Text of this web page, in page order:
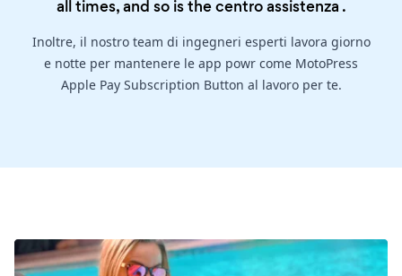
all times, and so is thecentro assistenza .
Inoltre, il nostro team di ingegneri esperti lavora giorno
e notte per mantenere le app powr come MotoPress
Apple Pay Subscription Button al lavoro per te.